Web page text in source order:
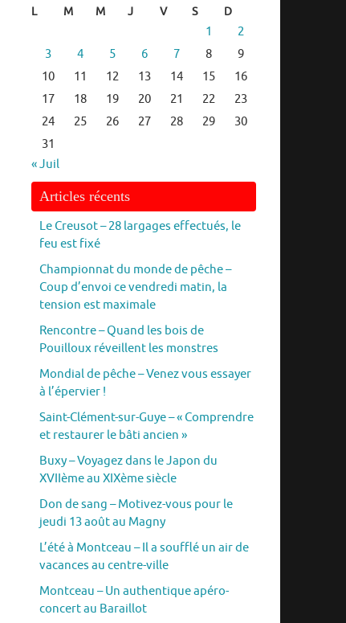
L
M M J V S D
1
2
3
4 5 6 7 8
9
10
11 12 13 14 15
16
17
18 19 20 21 22
23
24
25 26 27 28 29
30
31
« Juil
Articles récents
Le Creusot – 28 largages effectués, le
feu est fixé
Championnat du monde de pêche –
Coup d’envoi ce vendredi matin, la
tension est maximale
Rencontre – Quand les bois de
Pouilloux réveillent les monstres
Mondial de pêche – Venez vous essayer
à l’épervier !
Saint-Clément-sur-Guye – « Comprendre
et restaurer le bâti ancien »
Buxy – Voyagez dans le Japon du
XVIIème au XIXème siècle
Don de sang – Motivez-vous pour le
jeudi 13 août au Magny
L’été à Montceau – Il a soufflé un air de
vacances au centre-ville
Montceau – Un authentique apéro-
concert au Baraillot